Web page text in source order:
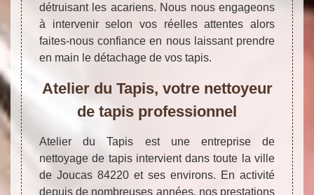
détruisant les acariens. Nous nous engageons
à intervenir selon vos réelles attentes alors
faites-nous confiance en nous laissant prendre
en main le détachage de vos tapis.
Atelier du Tapis, votre nettoyeur
de tapis professionnel
Atelier du Tapis est une entreprise de
nettoyage de tapis intervient dans toute la ville
de Joucas 84220 et ses environs. En activité
depuis de nombreuses années, nos prestations